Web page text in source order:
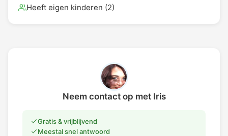
Heeft eigen kinderen (2)
Neem contact op met Iris
Gratis & vrijblijvend
Meestal snel antwoord